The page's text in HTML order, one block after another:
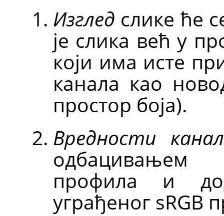
Изглед слике ће
је слика већ у
који има исте
канала као
простор боја).
Вредности
одбацивањем
профила и
уграђеног sRGB